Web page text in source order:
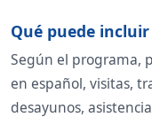
Qué puede
Según el programa,
en español, visitas,
desayunos,